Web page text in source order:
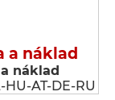
a náklad
náklad
HU-AT-DE-RU